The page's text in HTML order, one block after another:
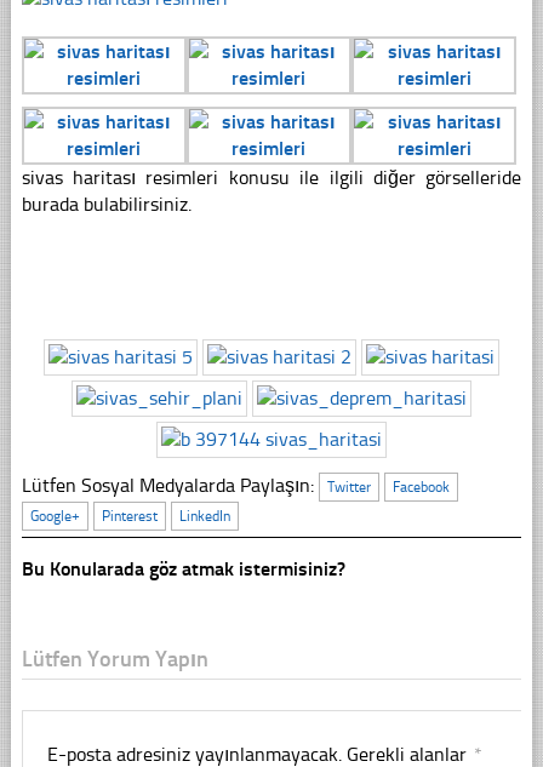
sivas haritası resimleri konusu ile ilgili diğer görselleride
burada bulabilirsiniz.
Lütfen Sosyal Medyalarda Paylaşın: Twitter
Facebook
Google+
Pinterest LinkedIn
Bu Konularada göz atmak istermisiniz?
Lütfen Yorum Yapın
E-posta adresiniz yayınlanmayacak. Gerekli alanlar *